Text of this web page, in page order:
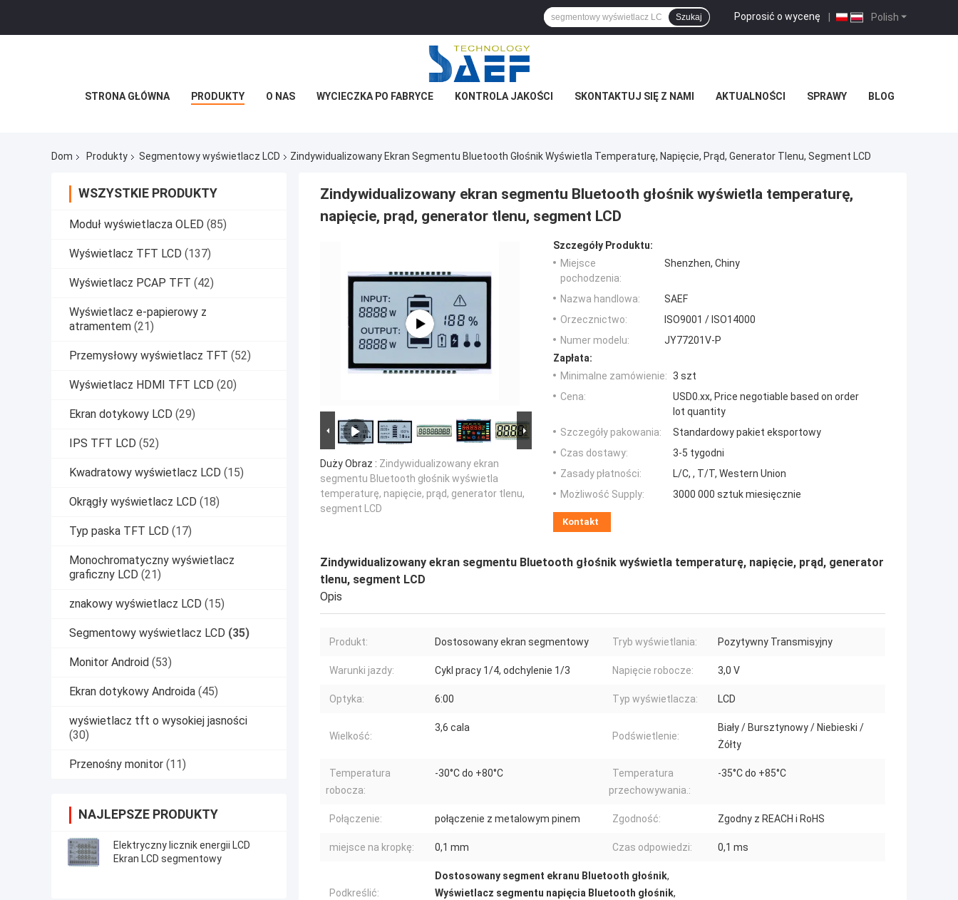
Polish
Poprosić o wycenę |
Szukaj
STRONA GŁÓWNA PRODUKTY O NAS WYCIECZKA PO FABRYCE KONTROLA JAKOŚCI SKONTAKTUJ SIĘ Z NAMI AKTUALNOŚCI SPRAWY BLOG
Dom Produkty Segmentowy wyświetlacz LCD Zindywidualizowany Ekran Segmentu Bluetooth Głośnik Wyświetla Temperaturę, Napięcie, Prąd, Generator Tlenu, Segment LCD
WSZYSTKIE PRODUKTY
Moduł wyświetlacza OLED (85)
Wyświetlacz TFT LCD (137)
Wyświetlacz PCAP TFT (42)
Wyświetlacz e-papierowy z
atramentem (21)
Przemysłowy wyświetlacz TFT (52)
Wyświetlacz HDMI TFT LCD (20)
Ekran dotykowy LCD (29)
IPS TFT LCD (52)
Kwadratowy wyświetlacz LCD (15)
Okrągły wyświetlacz LCD (18)
Typ paska TFT LCD (17)
Monochromatyczny wyświetlacz
graficzny LCD (21)
znakowy wyświetlacz LCD (15)
Segmentowy wyświetlacz LCD (35)
Monitor Android (53)
Ekran dotykowy Androida (45)
wyświetlacz tft o wysokiej jasności
(30)
Przenośny monitor (11)
NAJLEPSZE PRODUKTY
Elektryczny licznik energii LCD
Ekran LCD segmentowy
Zindywidualizowany ekran segmentu Bluetooth głośnik wyświetla temperaturę,
napięcie, prąd, generator tlenu, segment LCD
Duży Obraz : Zindywidualizowany ekran
segmentu Bluetooth głośnik wyświetla
temperaturę, napięcie, prąd, generator tlenu,
segment LCD
Szczegóły Produktu:
Miejsce
pochodzenia:
Shenzhen, Chiny
Nazwa handlowa:
SAEF
Orzecznictwo:
ISO9001 / ISO14000
Numer modelu:
JY77201V-P
Zapłata:
Minimalne zamówienie: 3 szt
Cena:
USD0.xx, Price negotiable based on order
lot quantity
Szczegóły pakowania:
Standardowy pakiet eksportowy
Czas dostawy:
3-5 tygodni
Zasady płatności:
L/C, , T/T, Western Union
Możliwość Supply:
3000 000 sztuk miesięcznie
Kontakt
Zindywidualizowany ekran segmentu Bluetooth głośnik wyświetla temperaturę, napięcie, prąd, generator
tlenu, segment LCD
Opis
Produkt: Dostosowany ekran segmentowy Tryb wyświetlania: Pozytywny Transmisyjny
Warunki jazdy: Cykl pracy 1/4, odchylenie 1/3 Napięcie robocze: 3,0 V
Optyka: 6:00 Typ wyświetlacza: LCD
Wielkość:
3,6 cala
Podświetlenie:
Biały / Bursztynowy / Niebieski /
Żółty
Temperatura
robocza:
-30°C do +80°C
Temperatura
przechowywania.:
-35°C do +85°C
Połączenie: połączenie z metalowym pinem Zgodność: Zgodny z REACH i RoHS
miejsce na kropkę: 0,1 mm Czas odpowiedzi: 0,1 ms
Podkreślić:
Dostosowany segment ekranu Bluetooth głośnik,
Wyświetlacz segmentu napięcia Bluetooth głośnik,